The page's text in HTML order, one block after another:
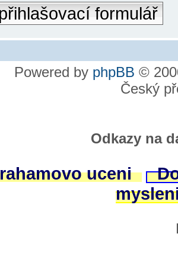
formulář
Powered by phpBB ©
Český
Odkazy na
uceni